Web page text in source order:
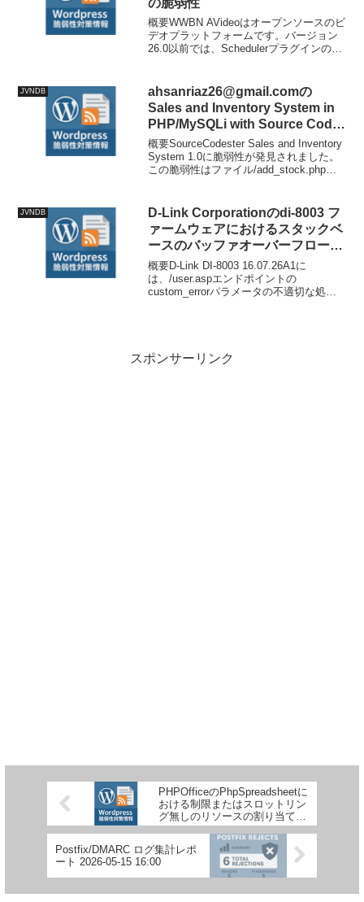
概要WWBN AVideoはオープンソースのビ
デオプラットフォームです。バージョン
26.0以前では、Schedulerプラグインの
JVNDB
ahsanriaz26@gmail.comの
Sales and Inventory System in
PHP/MySQLi with Source Code
における複数の脆弱性
概要SourceCodester Sales and Inventory
System 1.0に脆弱性が発見されました。
この脆弱性はファイル/add_stock.phpの
JVNDB
D-Link Corporationのdi-8003 フ
ァームウェアにおけるスタックベ
ースのバッファオーバーフローの
脆弱性
概要D-Link DI-8003 16.07.26A1に
は、/user.aspエンドポイントの
custom_errorパラメータの不適切な処理
スポンサーリンク
PHPOfficeのPhpSpreadsheetに
おける制限またはスロットリン
グ無しのリソースの割り当てに
関する脆弱性
Postfix/DMARC ログ集計レポ
ート 2026-05-15 16:00